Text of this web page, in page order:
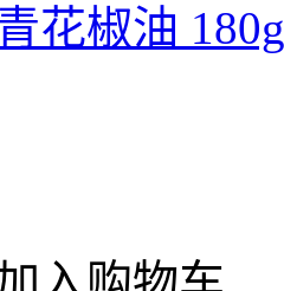
花椒油 180g